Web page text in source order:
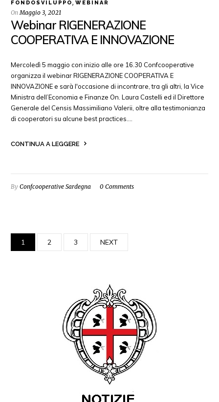
FONDOSVILUPPO,WEBINAR
OnMaggio 3, 2021
Webinar RIGENERAZIONE
COOPERATIVA E INNOVAZIONE
Mercoledì 5 maggio con inizio alle ore 16.30 Confcooperative
organizza il webinar RIGENERAZIONE COOPERATIVA E
INNOVAZIONE e sarà l'occasione di incontrare, tra gli altri, la Vice
Ministra dell’Economia e Finanze On. Laura Castelli ed il Direttore
Generale del Censis Massimiliano Valerii, oltre alla testimonianza
di cooperatori su alcune best practices.…
CONTINUA A LEGGERE
ByConfcooperative Sardegna 0 Comments
1 2 3 NEXT